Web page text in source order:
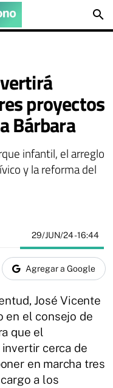
search
proyectos
Bárbara
infantil, el arreglo
y la reforma del
29/JUN/24- 16:44
Agregar a Google
José Vicente
en el consejo de
que el
cerca de
en marcha tres
a los